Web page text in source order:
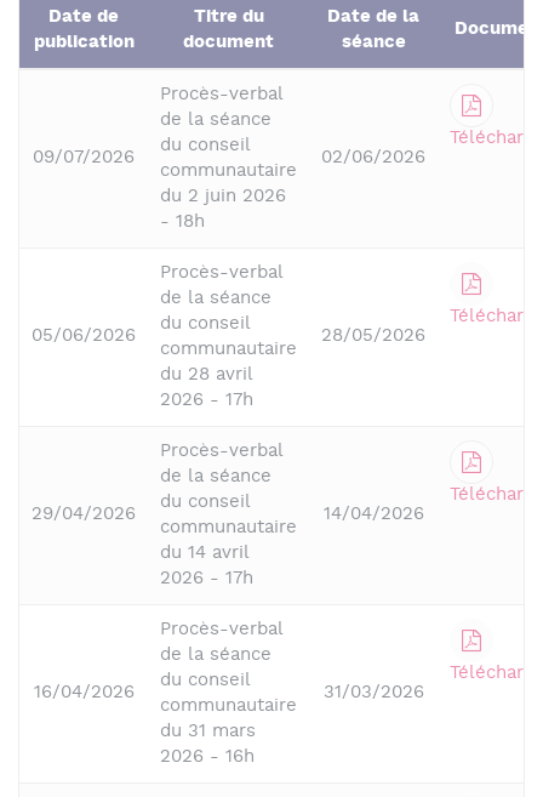
Date de
publication
Titre du
document
Date de la
séance
09/07/2026
Procès-verbal
de la séance
du conseil
communautaire
du 2 juin 2026
- 18h
02/06/2026
05/06/2026
Procès-verbal
de la séance
du conseil
communautaire
du 28 avril
2026 - 17h
28/05/2026
29/04/2026
Procès-verbal
de la séance
du conseil
communautaire
du 14 avril
2026 - 17h
14/04/2026
16/04/2026
Procès-verbal
de la séance
du conseil
communautaire
du 31 mars
2026 - 16h
31/03/2026